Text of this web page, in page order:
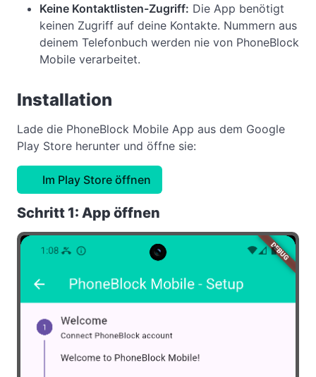
Keine Kontaktlisten-Zugriff: Die App benötigt
keinen Zugriff auf deine Kontakte. Nummern aus
deinem Telefonbuch werden nie von PhoneBlock
Mobile verarbeitet.
Installation
Lade die PhoneBlock Mobile App aus dem Google
Play Store herunter und öffne sie:
Im Play Store öffnen
Schritt 1: App öffnen